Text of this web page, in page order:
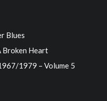
Blues
Broken Heart
1979 – Volume 5